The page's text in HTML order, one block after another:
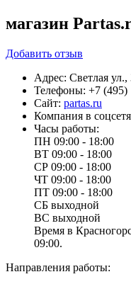
магазин
Добавить отзыв
Адрес: Светлая
Телефоны: +7 (495)
Сайт: partas.ru
Компания в
Часы работы:
ПН 09:00 - 18:00
ВТ 09:00 - 18:00
СР 09:00 - 18:00
ЧТ 09:00 - 18:00
ПТ 09:00 - 18:00
СБ выходной
ВС выходной
Время в
09:00.
Направления работы: